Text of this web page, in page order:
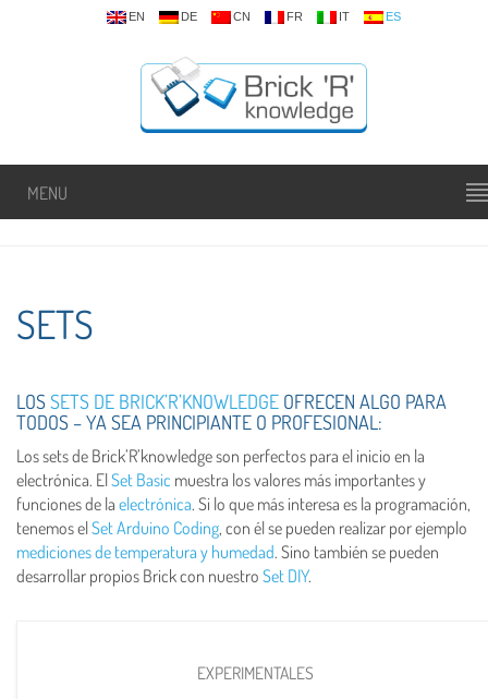
EN DE CN FR IT ES
MENU
SETS
LOSSETS DE BRICK’R’KNOWLEDGE OFRECEN ALGO PARA
TODOS – YA SEA PRINCIPIANTE O PROFESIONAL:
Los sets de Brick’R’knowledge son perfectos para el inicio en la
electrónica. ElSet Basic muestra los valores más importantes y
funciones de la electrónica. Si lo que más interesa es la programación,
tenemos elSet Arduino Coding, con él se pueden realizar por ejemplo
mediciones de temperatura y humedad. Sino también se pueden
desarrollar propios Brick con nuestro Set DIY.
EXPERIMENTALES